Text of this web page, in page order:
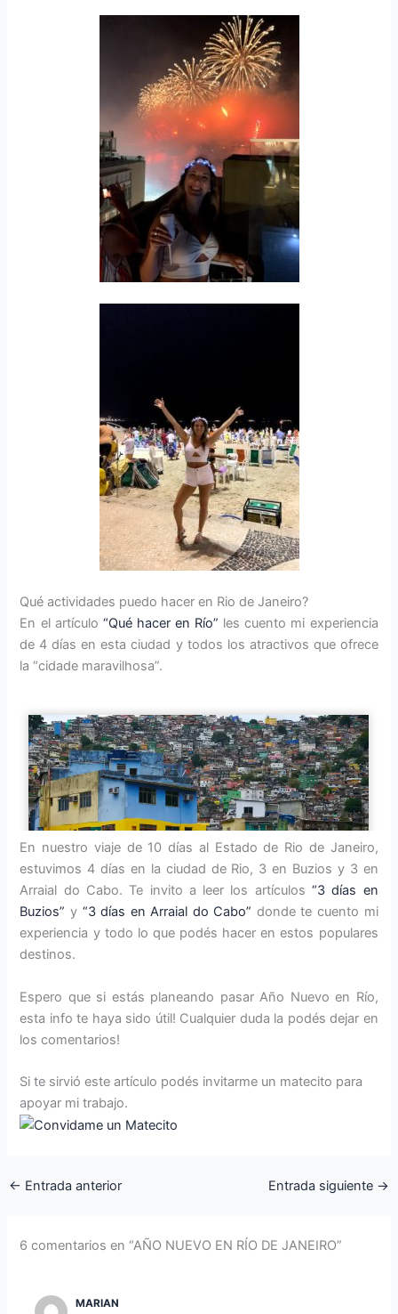
Qué actividades puedo hacer en Rio de Janeiro?
En el artículo “Qué hacer en Río” les cuento mi experiencia
de 4 días en esta ciudad y todos los atractivos que ofrece
la “cidade maravilhosa”.
En nuestro viaje de 10 días al Estado de Rio de Janeiro,
estuvimos 4 días en la ciudad de Rio, 3 en Buzios y 3 en
Arraial do Cabo. Te invito a leer los artículos “3 días en
Buzios” y “3 días en Arraial do Cabo” donde te cuento mi
experiencia y todo lo que podés hacer en estos populares
destinos.
Espero que si estás planeando pasar Año Nuevo en Río,
esta info te haya sido útil! Cualquier duda la podés dejar en
los comentarios!
Si te sirvió este artículo podés invitarme un matecito para
apoyar mi trabajo.
← Entrada anterior Entrada siguiente →
6 comentarios en “AÑO NUEVO EN RÍO DE JANEIRO”
MARIAN